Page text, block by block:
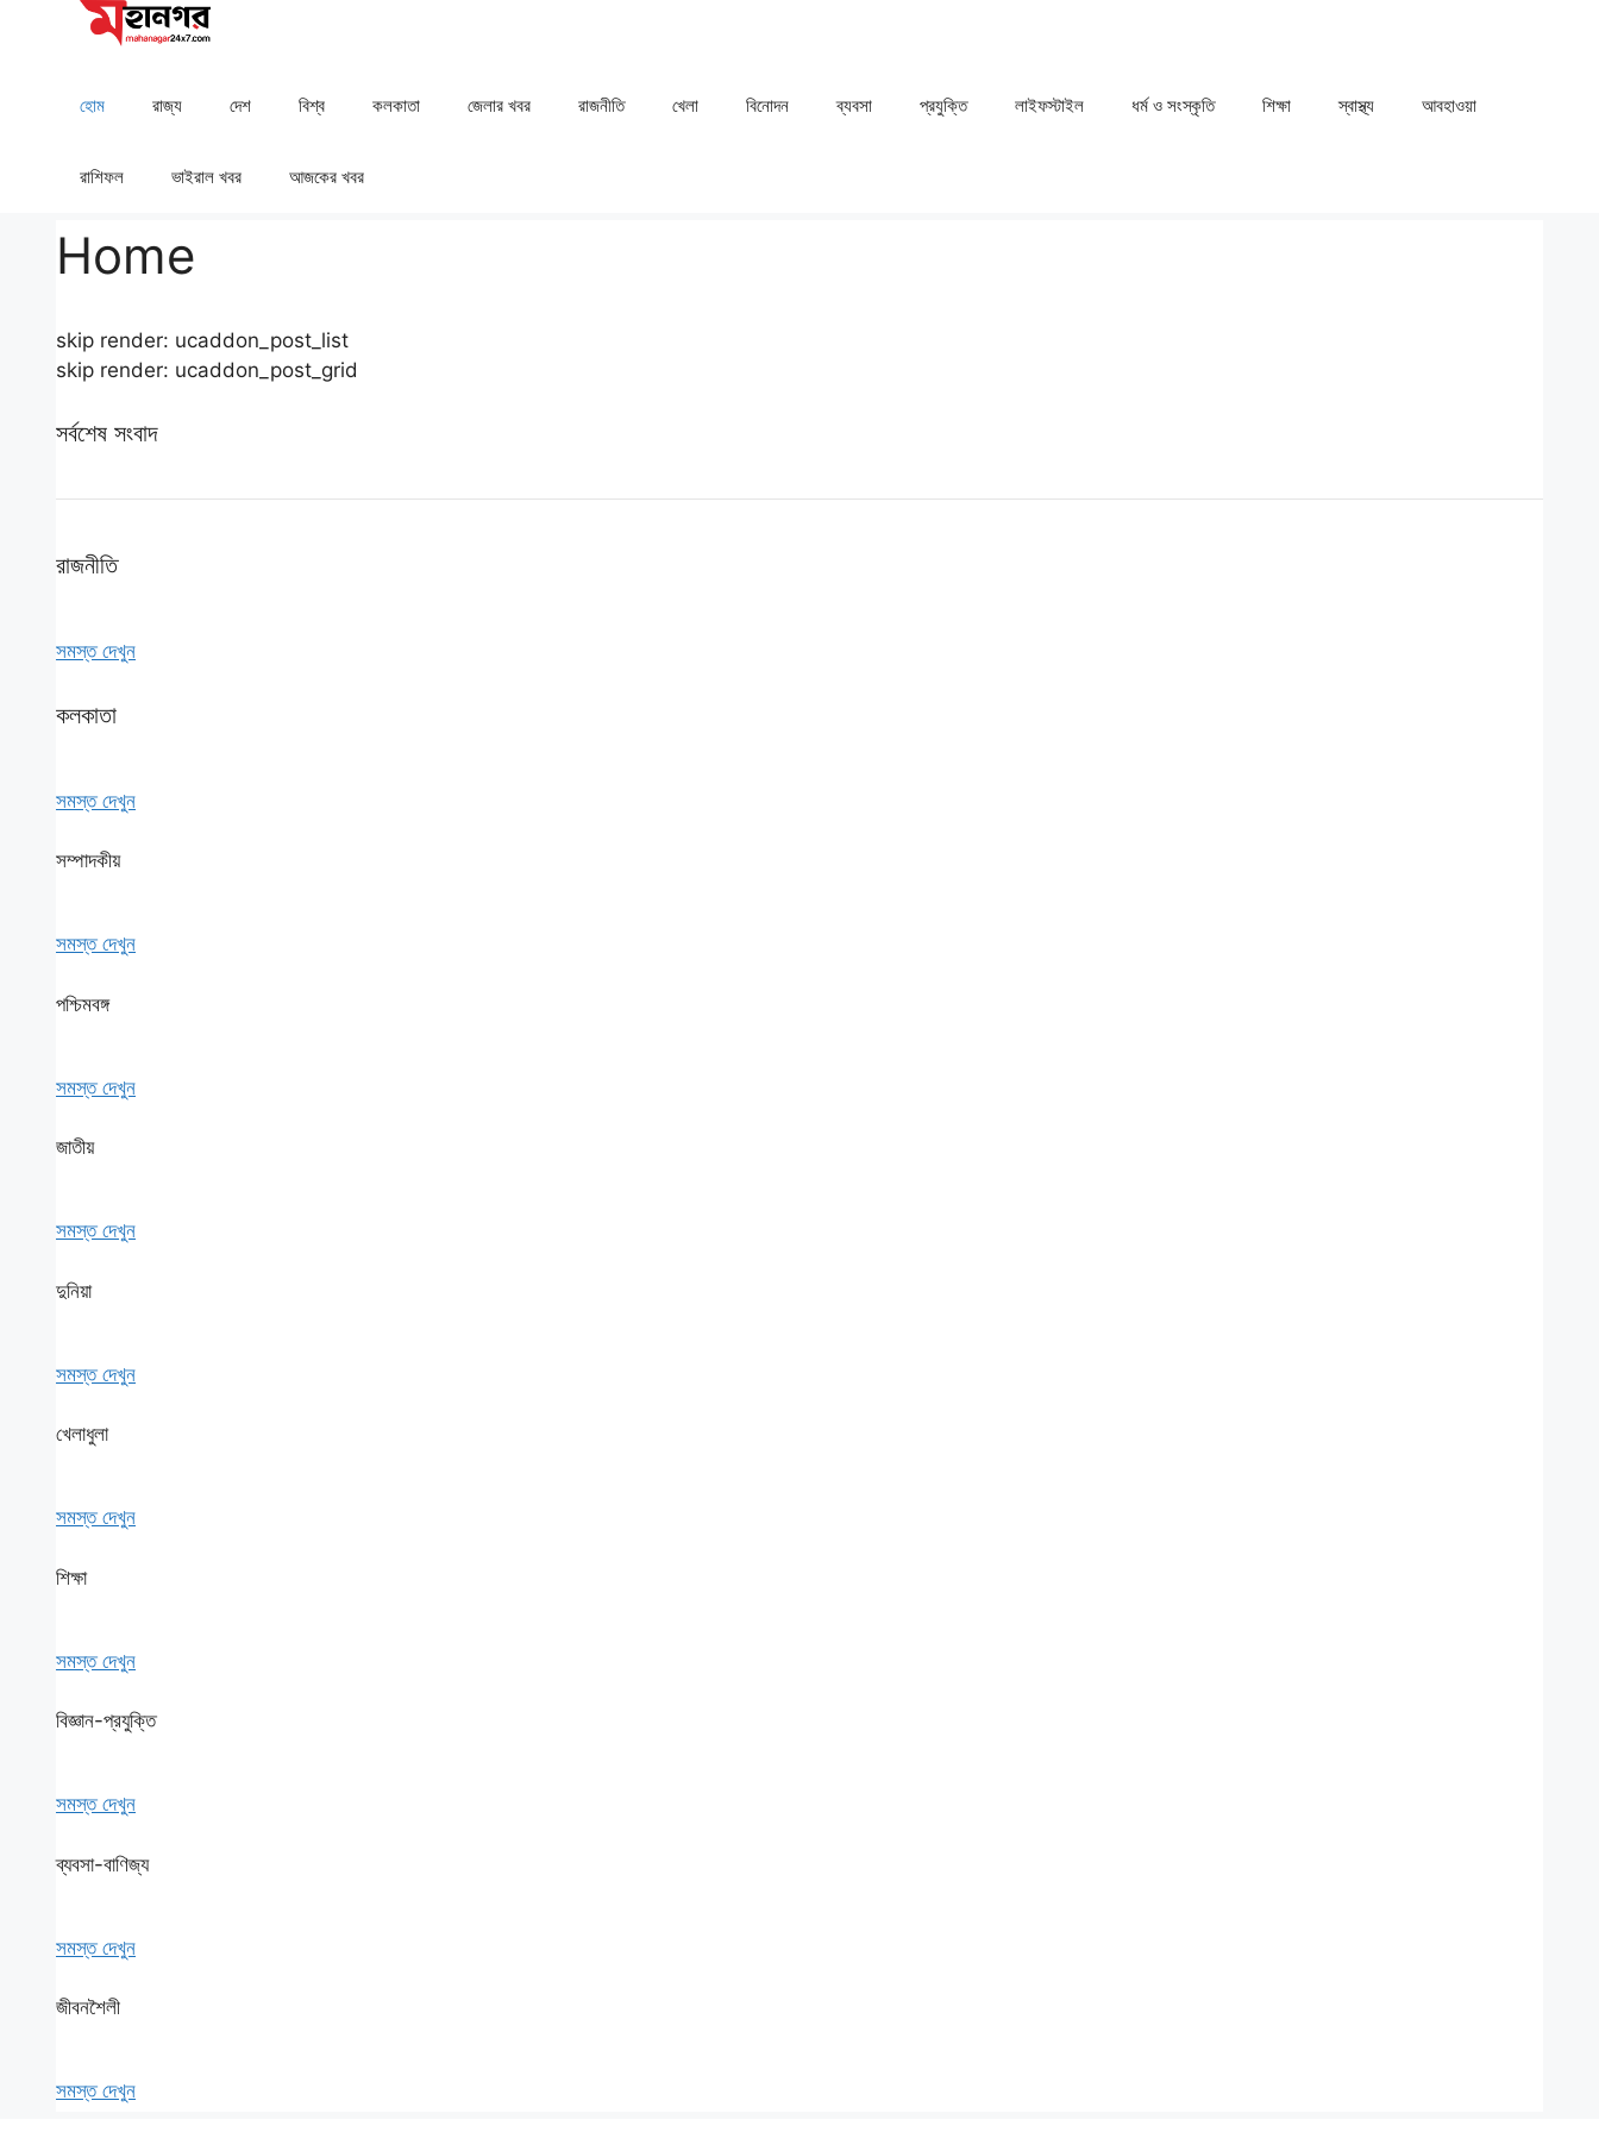
হোম রাজ্য দেশ ⁠বিশ্ব কলকাতা ⁠⁠জেলার খবর রাজনীতি খেলা ⁠বিনোদন ব্যবসা প্রযুক্তি লাইফস্টাইল ধর্ম ও সংস্কৃতি ⁠⁠শিক্ষা ⁠⁠স্বাস্থ্য ⁠⁠আবহাওয়া
রাশিফল ⁠⁠ভাইরাল খবর আজকের খবর
Home
skip render: ucaddon_post_list
skip render: ucaddon_post_grid
সর্বশেষ সংবাদ
রাজনীতি
সমস্ত দেখুন
কলকাতা
সমস্ত দেখুন
সম্পাদকীয়
সমস্ত দেখুন
পশ্চিমবঙ্গ
সমস্ত দেখুন
জাতীয়
সমস্ত দেখুন
দুনিয়া
সমস্ত দেখুন
খেলাধুলা
সমস্ত দেখুন
শিক্ষা
সমস্ত দেখুন
বিজ্ঞান-প্রযুক্তি
সমস্ত দেখুন
ব্যবসা-বাণিজ্য
সমস্ত দেখুন
জীবনশৈলী
সমস্ত দেখুন